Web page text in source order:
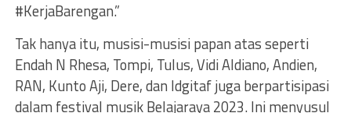
#KerjaBarengan.”
Tak hanya itu, musisi-musisi papan atas seperti
Endah N Rhesa, Tompi, Tulus, Vidi Aldiano, Andien,
RAN, Kunto Aji, Dere, dan Idgitaf juga berpartisipasi
dalam festival musik Belajaraya 2023. Ini menyusul